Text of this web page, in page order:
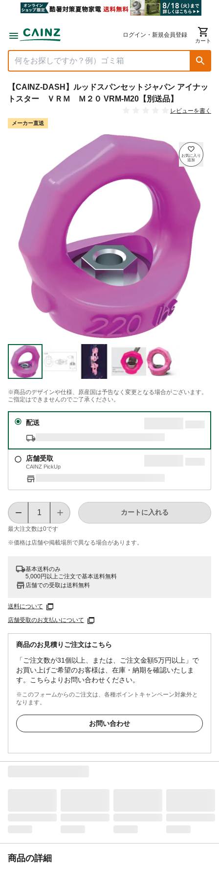
ログイン・新規会員登録
カート
【CAINZ-DASH】ルッドスパンセットジャパン アイナッ
トスター ＶＲＭ Ｍ２０ VRM-M20【別送品】
レビューを書く
メーカー直送
※商品のデザインや仕様、原産国は予告なく変更となる場合がございます。
ご指定はできませんのでご了承ください。
配送
店舗受取
CAINZ PickUp
最大注文数は0です
カートに入れる
※価格は​店舗や​掲載場所で​異なる​場合が​あります。
基本送料のみ
5,000円以上ご注文で基本送料無料
店舗での受取は送料無料
送料について
店舗受取のお支払いについて
商品のお見積りご注文はこちら
「ご注文数が31個以上、または、ご注文金額5万円以上」で
お買い上げご希望のお客様は、在庫・納期を確認いたしま
す。こちらよりお問い合わせください。
※このフォームからのご注文は、各種ポイントキャンペーン対象外と
なります。
お問い合わせ
商品の詳細